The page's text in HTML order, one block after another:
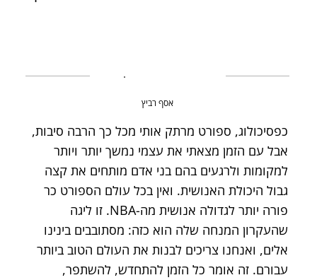
אסף רביץ
כפסיכולוג, ספורט מרתק אותי מכל כך הרבה סיבות,
אבל עם הזמן מצאתי את עצמי נמשך יותר ויותר
למקומות ולרגעים בהם בני אדם מותחים את קצה
גבול היכולת האנושית. ואין בכל עולם הספורט כר
פורה יותר לגדולה אנושית מה-NBA. זו ליגה
שהעקרון המנחה שלה הוא כזה: מסתובבים בינינו
אלים, ואנחנו צריכים לבנות את העולם הטוב ביותר
עבורם. זה אומר כל הזמן להתחדש, להשתפר,